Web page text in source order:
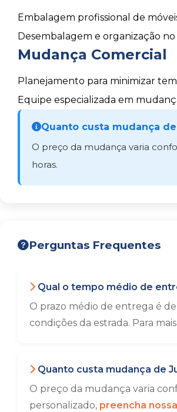
Embalagem profissional de
Desembalagem e organização
Mudança Comercial
Planejamento para minimizar
Equipe especializada em
Quanto custa mudança
O preço da mudança varia
horas.
Perguntas Frequentes
Qual o tempo médio de
O prazo médio de entrega é
condições da estrada. Para
Quanto custa mudança de
O preço da mudança varia
personalizado, preencha